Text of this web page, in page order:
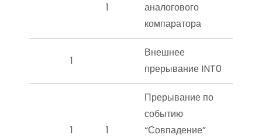
1
аналогового
компаратора
1
Внешнее
прерывание INT0
1 1
Прерывание по
событию
“Совпадение”